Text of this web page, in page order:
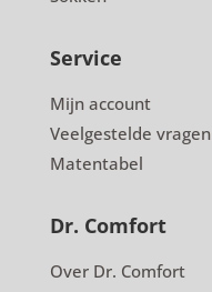
Service
Mijn account
Veelgestelde vragen
Matentabel
Dr. Comfort
Over Dr. Comfort